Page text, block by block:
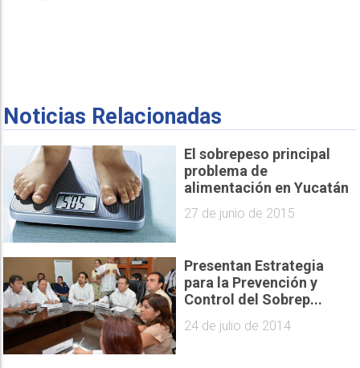
Noticias Relacionadas
El sobrepeso principal
problema de
alimentación en Yucatán
27 de junio de 2015
Presentan Estrategia
para la Prevención y
Control del Sobrep...
24 de julio de 2014